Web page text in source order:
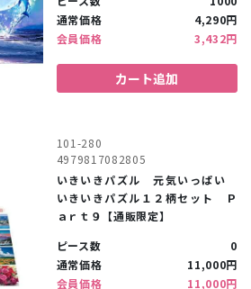
通常価格
4,290円
会員価格
3,432円
カート追加
101-280
4979817082805
いきいきパズル 元気いっぱい
いきいきパズル１２柄セット Ｐ
ａｒｔ９【通販限定】
ピース数
0
通常価格
11,000円
会員価格
11,000円